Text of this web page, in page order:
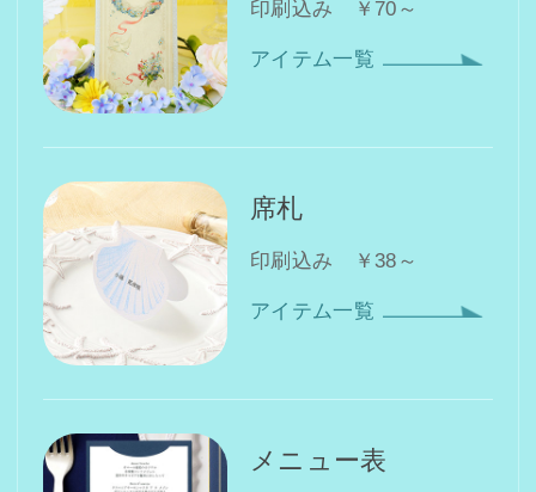
印刷込み ￥70～
アイテム一覧
席札
印刷込み ￥38～
アイテム一覧
メニュー表